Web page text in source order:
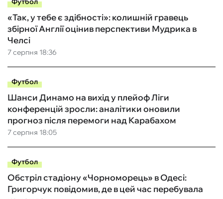
7 серпня 18:36
«Так, у тебе є здібності»: колишній гравець
збірної Англії оцінив перспективи Мудрика в
Челсі
Футбол
7 серпня 18:05
Шанси Динамо на вихід у плейоф Ліги
конференцій зросли: аналітики оновили
прогноз після перемоги над Карабахом
Футбол
Обстріл стадіону «Чорноморець» в Одесі:
Григорчук повідомив, де в цей час перебувала